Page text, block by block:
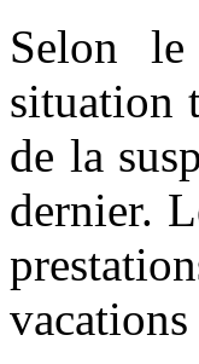
Selon
situation
de la
dernier.
vacations